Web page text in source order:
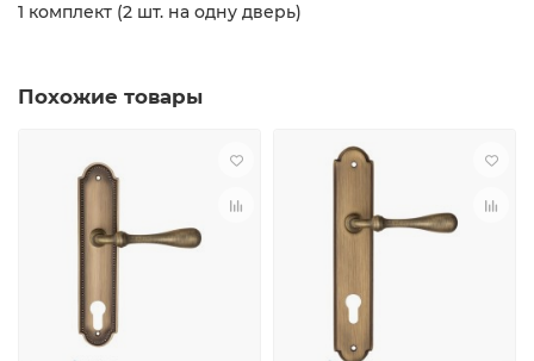
1 комплект (2 шт. на одну дверь)
Похожие товары